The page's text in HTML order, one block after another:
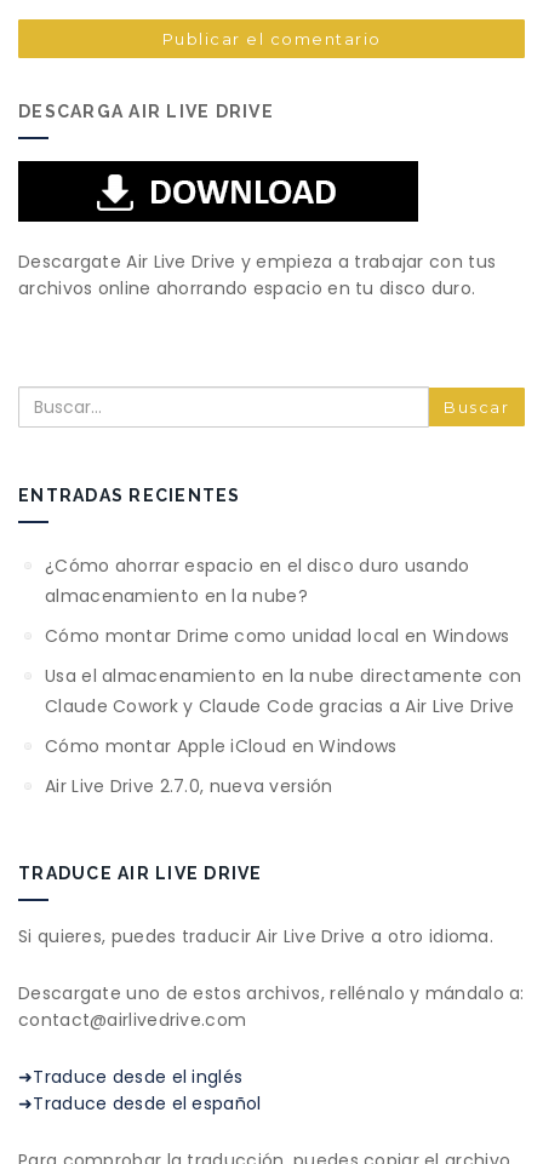
DESCARGA AIR LIVE DRIVE
Descargate Air Live Drive y empieza a trabajar con tus
archivos online ahorrando espacio en tu disco duro.
Buscar
ENTRADAS RECIENTES
¿Cómo ahorrar espacio en el disco duro usando
almacenamiento en la nube?
Cómo montar Drime como unidad local en Windows
Usa el almacenamiento en la nube directamente con
Claude Cowork y Claude Code gracias a Air Live Drive
Cómo montar Apple iCloud en Windows
Air Live Drive 2.7.0, nueva versión
TRADUCE AIR LIVE DRIVE
Si quieres, puedes traducir Air Live Drive a otro idioma.
Descargate uno de estos archivos, rellénalo y mándalo a:
contact@airlivedrive.com
➜Traduce desde el inglés
➜Traduce desde el español